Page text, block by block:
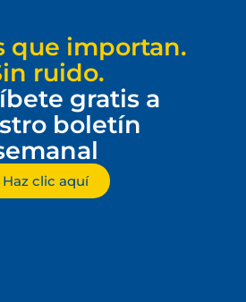
que importan.
ruido.
gratis a
boletín
Haz clic aquí